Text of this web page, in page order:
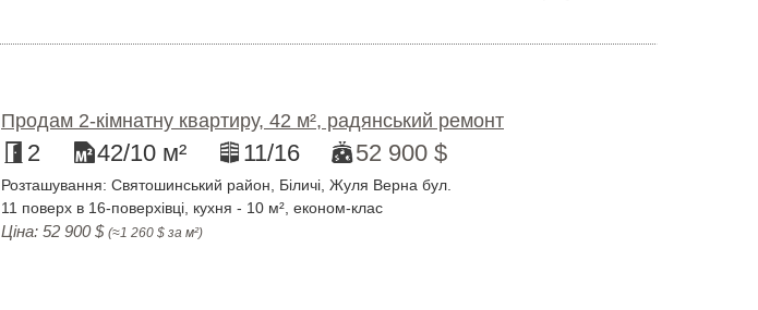
Продам 2-кімнатну квартиру, 42 м², радянський ремонт
2 42/10 м² 11/16 52 900 $
Розташування: Святошинський район, Біличі, Жуля Верна бул.
11 поверх в 16-поверхівці, кухня - 10 м², економ-клас
Ціна: 52 900 $ (≈1 260 $ за м²)